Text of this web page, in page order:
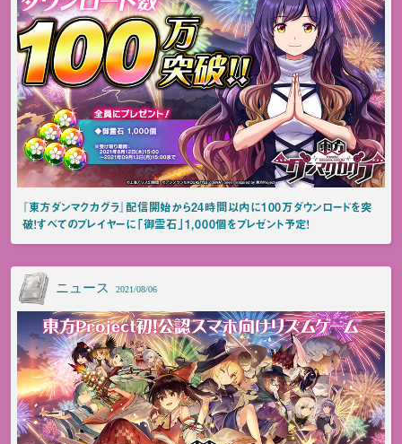
『東方ダンマクカグラ』配信開始から24時間以内に100万ダウンロードを突
破！すべてのプレイヤーに「御霊石」1,000個をプレゼント予定！
ニュース 2021/08/06